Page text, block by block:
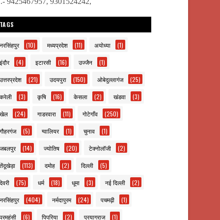
(10) मध्यप्रदेश (11) अयोध्या (1)
(4) इटारसी (16) उज्जैन (1)
(21) उदयपुरा (150) ओबेदुल्लागंज (25)
(3) कृषि (16) केसला (2) खंडवा (3)
(24) गाडरवारा (11) गोटेगाँव (250)
(5) ग्वालियर (1) चुनाव (1)
(14) ज्योतिष (20) टेक्नोलॉजी (2)
(113) दमोह (2) दिल्ली (5)
(75) धर्म (18) धूमा (3) नई दिल्ली (2)
(404) नर्मदापुरम (24) पचमढ़ी (1)
(6) पिपरिया (2) प्रयागराज (1)